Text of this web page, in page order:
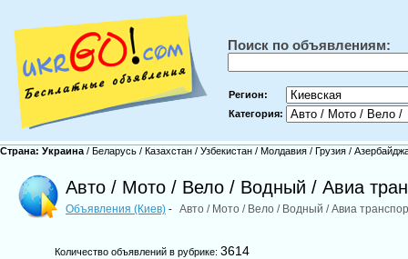
Поиск по объявлениям:
Регион:
Категория:
Страна: Украина / Беларусь / Казахстан / Узбекистан / Молдавия / Грузия /
Авто / Мото / Вело / Водный / Авиа
Объявления (Киев) - Авто / Мото / Вело / Водный / Авиа
Количество объявлений в рубрике: 3614